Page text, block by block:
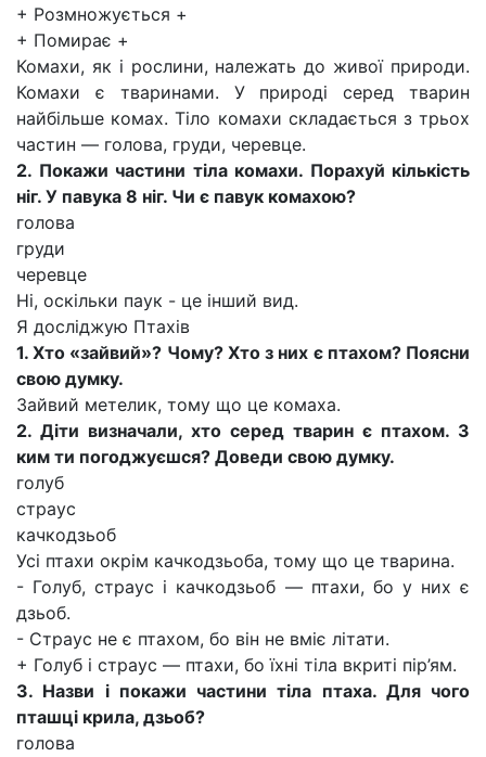
+ Розмножується +
+ Помирає +
Комахи, як і рослини, належать до живої природи.
Комахи є тваринами. У природі серед тварин
найбільше комах. Тіло комахи складається з трьох
частин — голова, груди, черевце.
2. Покажи частини тіла комахи. Порахуй кількість
ніг. У павука 8 ніг. Чи є павук комахою?
голова
груди
черевце
Ні, оскільки паук - це інший вид.
Я досліджую Птахів
1. Хто «зайвий»? Чому? Хто з них є птахом? Поясни
свою думку.
Зайвий метелик, тому що це комаха.
2. Діти визначали, хто серед тварин є птахом. З
ким ти погоджуєшся? Доведи свою думку.
голуб
страус
качкодзьоб
Усі птахи окрім качкодзьоба, тому що це тварина.
- Голуб, страус і качкодзьоб — птахи, бо у них є
дзьоб.
- Страус не є птахом, бо він не вміє літати.
+ Голуб і страус — птахи, бо їхні тіла вкриті пір’ям.
3. Назви і покажи частини тіла птаха. Для чого
пташці крила, дзьоб?
голова